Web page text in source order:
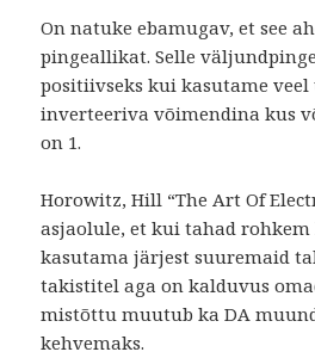
On natuke ebamugav, et see
pingeallikat. Selle
positiivseks kui kasutame
inverteeriva võimendina kus
on 1.
Horowitz, Hill “The Art Of
asjaolule, et kui tahad rohkem
kasutama järjest suuremaid
takistitel aga on kalduvus
mistõttu muutub ka DA
kehvemaks.